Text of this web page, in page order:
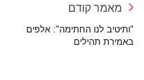
מאמר קודם
"ותיטיב לנו החתימה": אלפים
באמירת תהילים